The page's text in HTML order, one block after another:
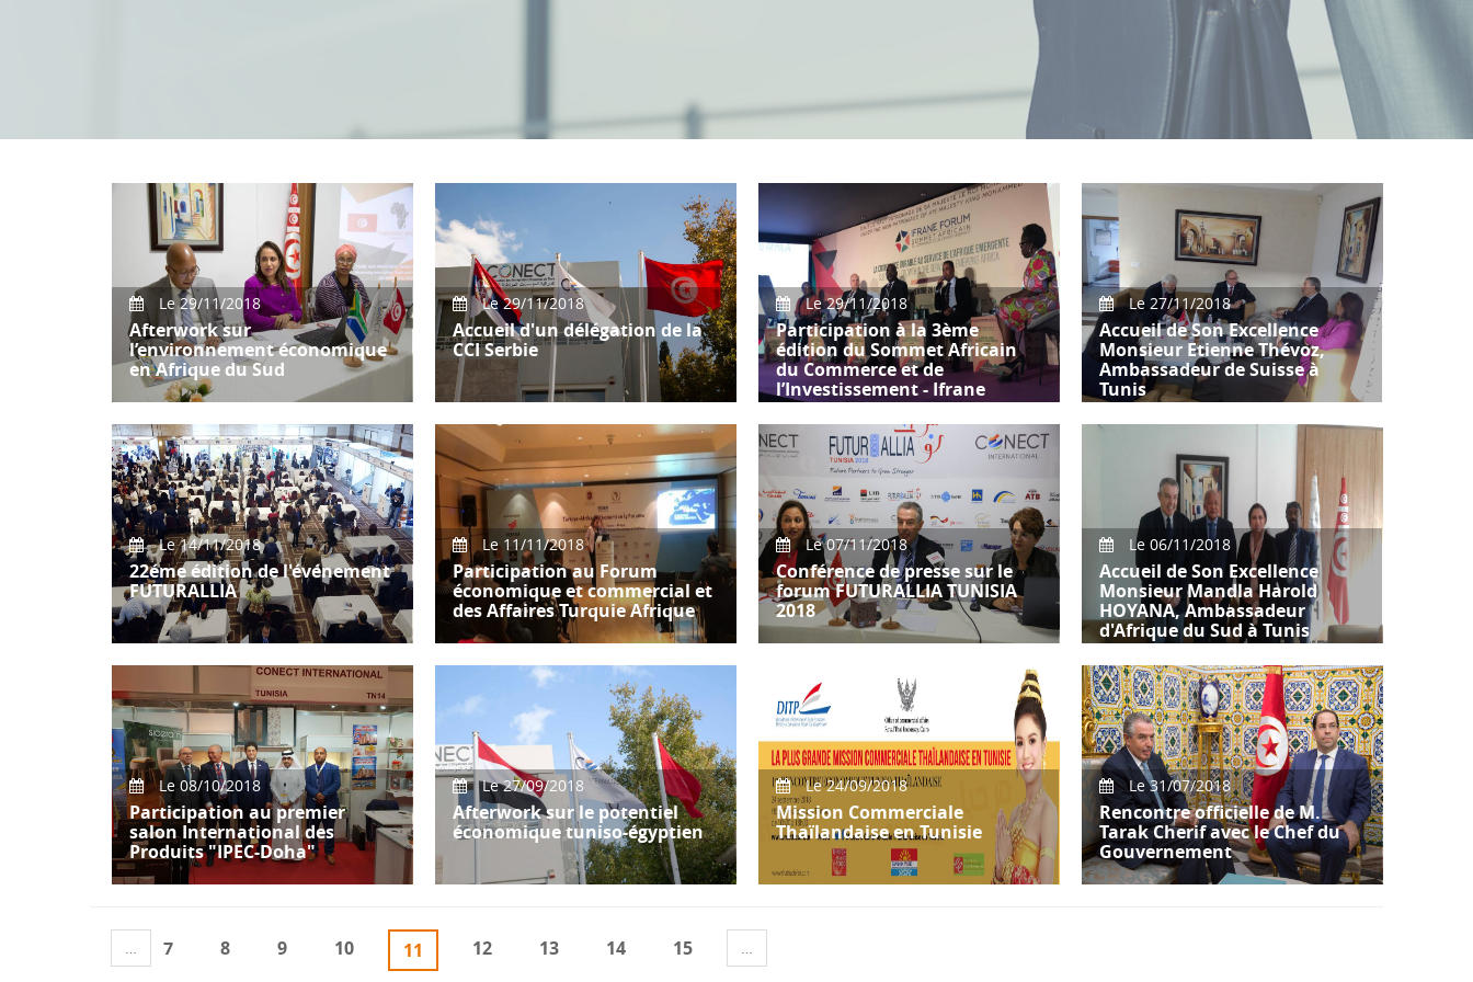
Le 29/11/2018
Afterwork sur
l’environnement économique
en Afrique du Sud
CONECT International a organisé
un afterwork sur l’environnement
économique en présence de Son
Ex
Le 29/11/2018
Accueil d'un délégation de la
CCI Serbie
Serbie .
Le 29/11/2018
Participation à la 3ème
édition du Sommet Africain
du Commerce et de
l’Investissement - Ifrane
Participation et intervention de
Messieurs Issam Ben Youssef et
Foued Gueddich, Vice-Présidents
d
Le 27/11/2018
Accueil de Son Excellence
Monsieur Etienne Thévoz,
Ambassadeur de Suisse à
Tunis
Accueil de Son Excellence
Monsieur Etienne Thévoz,
Ambassadeur de Suisse à Tunis
par M.
Le 14/11/2018
22éme édition de l'événement
FUTURALLIA
Forum d'Affaires de renommée
mondiale FUTURALLIA qui est
organisé po
Le 11/11/2018
Participation au Forum
économique et commercial et
des Affaires Turquie Afrique
Participation de Mme Monia
Essaidi, Présidente CONECT
International au
forum économique et commer
Le 07/11/2018
Conférence de presse sur le
forum FUTURALLIA TUNISIA
2018
Tenue d'une conférence de
presse,le mercredi 07 Novembre
2018 au siège de CONECT
International po
Le 06/11/2018
Accueil de Son Excellence
Monsieur Mandla Harold
HOYANA, Ambassadeur
d'Afrique du Sud à Tunis
Accueil de Son Excellence
Monsieur Mandla Harold
HOYANA, Ambassadeur d'Afrique
du Sud à Tunis par
Le 08/10/2018
Participation au premier
salon International des
Produits "IPEC-Doha"
International au premier salon
International des Produits "IPEC-
Doha" org
Le 27/09/2018
Afterwork sur le potentiel
économique tuniso-égyptien
égyptien
Le 24/09/2018
Mission Commerciale
Thaïlandaise en Tunisie
Le 31/07/2018
Rencontre officielle de M.
Tarak Cherif avec le Chef du
Gouvernement
… 7 8 9 10 11 12 13 14 15 …